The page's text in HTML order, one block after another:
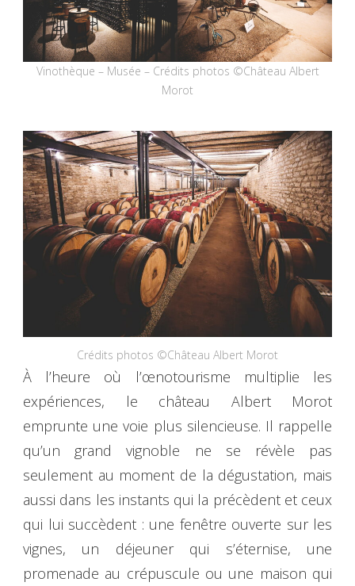
Vinothèque – Musée – Crédits photos ©Château Albert
Morot
Crédits photos ©Château Albert Morot
À l’heure où l’œnotourisme multiplie les
expériences, le château Albert Morot
emprunte une voie plus silencieuse. Il rappelle
qu’un grand vignoble ne se révèle pas
seulement au moment de la dégustation, mais
aussi dans les instants qui la précèdent et ceux
qui lui succèdent : une fenêtre ouverte sur les
vignes, un déjeuner qui s’éternise, une
promenade au crépuscule ou une maison qui